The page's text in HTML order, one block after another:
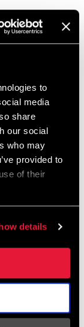
to
media
share
our social
who may
provided to
of their
details